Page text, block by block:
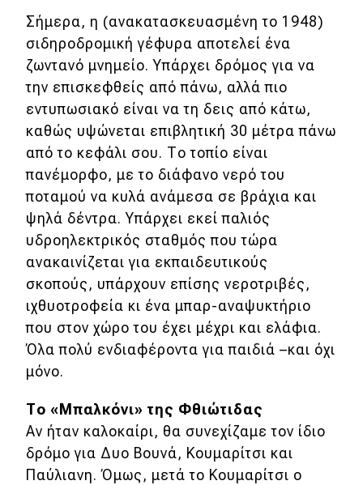
Σήμερα, η (ανακατασκευασμένη το 1948)
σιδηροδρομική γέφυρα αποτελεί ένα
ζωντανό μνημείο. Υπάρχει δρόμος για να
την επισκεφθείς από πάνω, αλλά πιο
εντυπωσιακό είναι να τη δεις από κάτω,
καθώς υψώνεται επιβλητική 30 μέτρα πάνω
από το κεφάλι σου. Το τοπίο είναι
πανέμορφο, με το διάφανο νερό του
ποταμού να κυλά ανάμεσα σε βράχια και
ψηλά δέντρα. Υπάρχει εκεί παλιός
υδροηλεκτρικός σταθμός που τώρα
ανακαινίζεται για εκπαιδευτικούς
σκοπούς, υπάρχουν επίσης νεροτριβές,
ιχθυοτροφεία κι ένα μπαρ-αναψυκτήριο
που στον χώρο του έχει μέχρι και ελάφια.
Όλα πολύ ενδιαφέροντα για παιδιά –και όχι
μόνο.
Το «Μπαλκόνι» της Φθιώτιδας
Αν ήταν καλοκαίρι, θα συνεχίζαμε τον ίδιο
δρόμο για Δυο Βουνά, Κουμαρίτσι και
Παύλιανη. Όμως, μετά το Κουμαρίτσι ο